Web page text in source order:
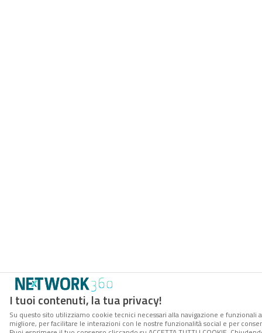
I tuoi contenuti, la tua privacy!
Su questo sito utilizziamo cookie tecnici necessari alla navigazione e
migliore, per facilitare le interazioni con le nostre funzionalità social e per